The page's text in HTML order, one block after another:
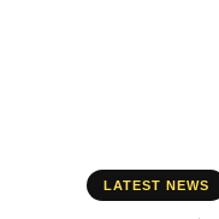
LATEST NEWS